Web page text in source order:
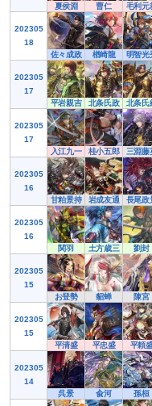
夏侯淵
曹仁 毛利元
202305
18
佐々成政
楢崎龍 明智光
202305
17
平岩親吉
北条氏政 北条氏
202305
17
入江九一
桂小五郎 三淵藤
202305
16
甘粕景持
岩成友通 長尾政
202305
16
関羽
土方歳三 劉封
202305
15
お登勢
貂蝉 陳宮
202305
15
平清盛
平忠盛 平頼
202305
14
呉景
兪河 孫桓